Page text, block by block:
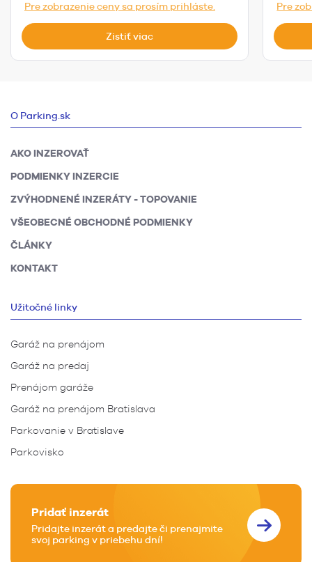
Pre zobrazenie ceny sa prosím prihláste.
Zistiť viac
Pre
O Parking.sk
AKO INZEROVAŤ
PODMIENKY INZERCIE
ZVÝHODNENÉ INZERÁTY - TOPOVANIE
VŠEOBECNÉ OBCHODNÉ PODMIENKY
ČLÁNKY
KONTAKT
Užitočné linky
Garáž na prenájom
Garáž na predaj
Prenájom garáže
Garáž na prenájom Bratislava
Parkovanie v Bratislave
Parkovisko
Pridať inzerát
Pridajte inzerát a predajte či prenajmite
svoj parking v priebehu dní!